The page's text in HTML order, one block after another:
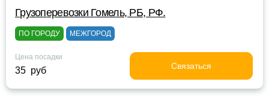
Грузоперевозки Гомель, РБ, РФ.
ПО ГОРОДУ МЕЖГОРОД
Цена посадки
35 руб Связаться